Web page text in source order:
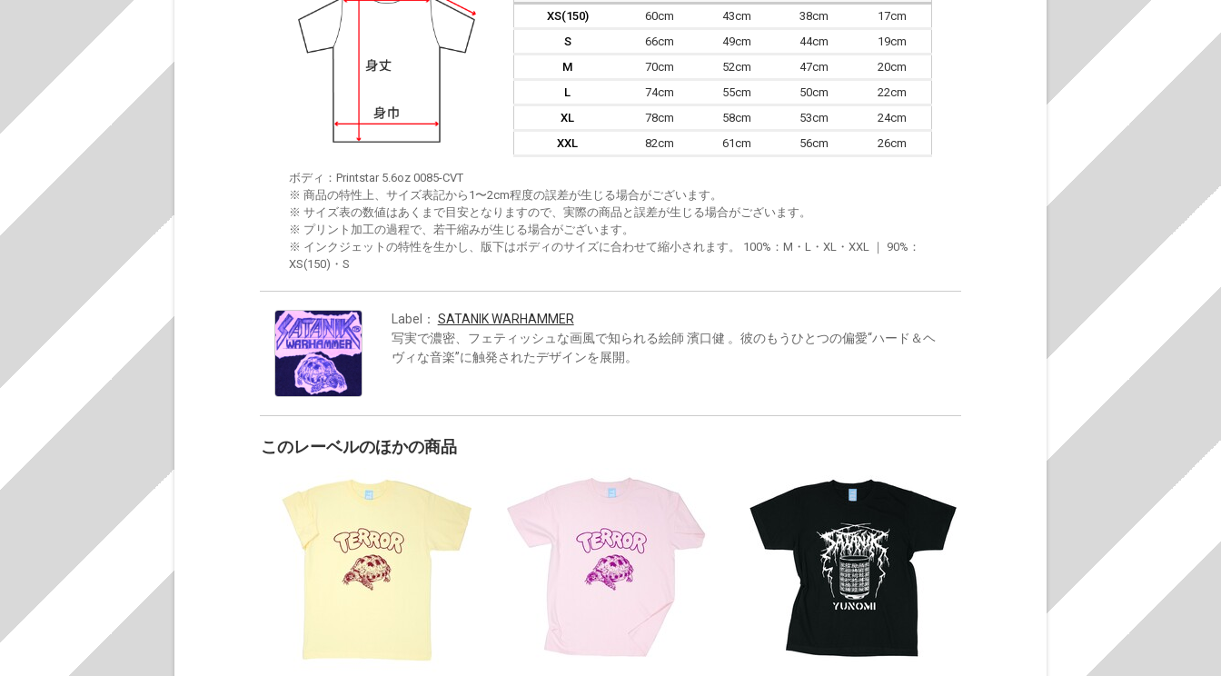
XS(150)
60cm 43cm 38cm
17cm
S
66cm 49cm 44cm
19cm
M
70cm 52cm 47cm
20cm
L
74cm 55cm 50cm
22cm
XL
78cm 58cm 53cm
24cm
XXL
82cm 61cm 56cm 26cm
ボディ：Printstar 5.6oz 0085-CVT
※ 商品の特性上、サイズ表記から1〜2cm程度の誤差が生じる場合がございます。
※ サイズ表の数値はあくまで目安となりますので、実際の商品と誤差が生じる場合がございます。
※ プリント加工の過程で、若干縮みが生じる場合がございます。
※ インクジェットの特性を生かし、版下はボディのサイズに合わせて縮小されます。 100%：M・L・XL・XXL ｜ 90%：
XS(150)・S
Label： SATANIK WARHAMMER
写実で濃密、フェティッシュな画風で知られる絵師 濱口健 。彼のもうひとつの偏愛“ハード＆ヘ
ヴィな音楽”に触発されたデザインを展開。
このレーベルのほかの商品